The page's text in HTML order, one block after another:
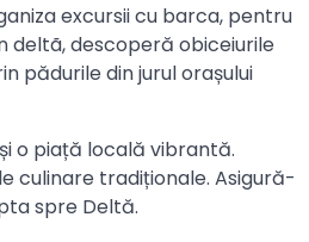
excursii cu barca, pentru
deltã, descoperă obiceiurile
pădurile din jurul orașului
o piață locală vibrantă.
culinare tradiționale. Asigură-
spre Deltă.